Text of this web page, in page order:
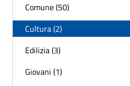
Comune (50)
Cultura (2)
Edilizia (3)
Giovani (1)